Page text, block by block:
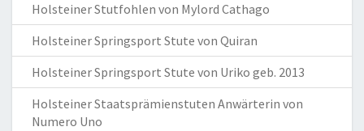
Holsteiner Stutfohlen von Mylord Cathago
Holsteiner Springsport Stute von Quiran
Holsteiner Springsport Stute von Uriko geb. 2013
Holsteiner Staatsprämienstuten Anwärterin von
Numero Uno